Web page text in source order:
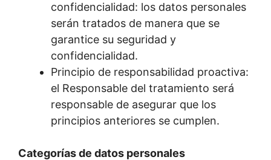
confidencialidad: los datos personales
serán tratados de manera que se
garantice su seguridad y
confidencialidad.
Principio de responsabilidad proactiva:
el Responsable del tratamiento será
responsable de asegurar que los
principios anteriores se cumplen.
Categorías de datos personales